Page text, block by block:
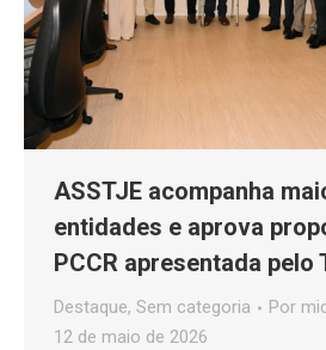
ASSTJE acompanha
entidades e aprova
PCCR apresentada pelo
Destaque, Sem categoria Por
12 de maio de 2026